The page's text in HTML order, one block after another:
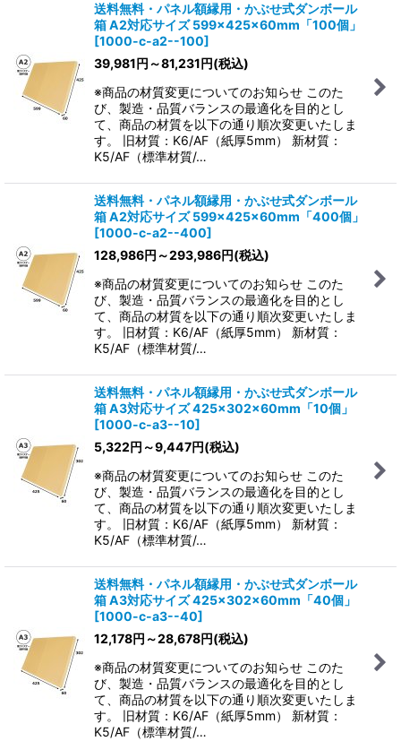
送料無料・パネル額縁用・かぶせ式ダンボール
箱 A2対応サイズ 599×425×60mm「100個」
[1000-c-a2--100]
39,981円 ～81,231円(税込)
※商品の材質変更についてのお知らせ このた
び、製造・品質バランスの最適化を目的とし
て、商品の材質を以下の通り順次変更いたしま
す。 旧材質：K6/AF（紙厚5mm） 新材質：
K5/AF（標準材質/…
送料無料・パネル額縁用・かぶせ式ダンボール
箱 A2対応サイズ 599×425×60mm「400個」
[1000-c-a2--400]
128,986円 ～293,986円(税込)
※商品の材質変更についてのお知らせ このた
び、製造・品質バランスの最適化を目的とし
て、商品の材質を以下の通り順次変更いたしま
す。 旧材質：K6/AF（紙厚5mm） 新材質：
K5/AF（標準材質/…
送料無料・パネル額縁用・かぶせ式ダンボール
箱 A3対応サイズ 425×302×60mm「10個」
[1000-c-a3--10]
5,322円 ～9,447円(税込)
※商品の材質変更についてのお知らせ このた
び、製造・品質バランスの最適化を目的とし
て、商品の材質を以下の通り順次変更いたしま
す。 旧材質：K6/AF（紙厚5mm） 新材質：
K5/AF（標準材質/…
送料無料・パネル額縁用・かぶせ式ダンボール
箱 A3対応サイズ 425×302×60mm「40個」
[1000-c-a3--40]
12,178円 ～28,678円(税込)
※商品の材質変更についてのお知らせ このた
び、製造・品質バランスの最適化を目的とし
て、商品の材質を以下の通り順次変更いたしま
す。 旧材質：K6/AF（紙厚5mm） 新材質：
K5/AF（標準材質/…